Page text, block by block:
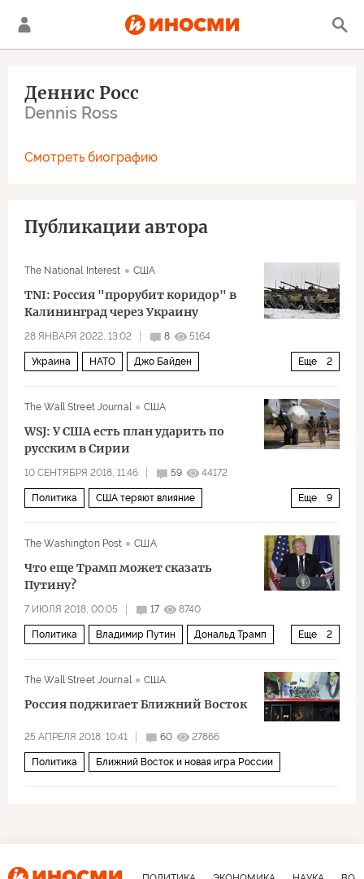
Деннис Росс
Dennis Ross
Смотреть биографию
Публикации автора
The National Interest США
TNI: Россия "прорубит коридор" в
Калининград через Украину
28 ЯНВАРЯ 2022, 13:02 8 5164
Еще 2
Украина НАТО Джо Байден
The Wall Street Journal
США
WSJ: У США есть план ударить по
русским в Сирии
10 СЕНТЯБРЯ 2018, 11:46 59 44172
Еще 9
Политика США теряют влияние
Башар Асад
The Washington Post США
Что еще Трамп может сказать
Путину?
7 ИЮЛЯ 2018, 00:05 17 8740
Еще 2
Политика Владимир Путин Дональд Трамп
The Wall Street Journal США
Россия поджигает Ближний Восток
25 АПРЕЛЯ 2018, 10:41 60 27866
Политика Ближний Восток и новая игра России